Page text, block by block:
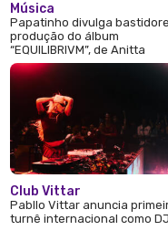
Música
Papatinho divulga
produção do álbum
“EQUILIBRIVM”, de Anitta
Club Vittar
Pabllo Vittar anuncia
turnê internacional como DJ